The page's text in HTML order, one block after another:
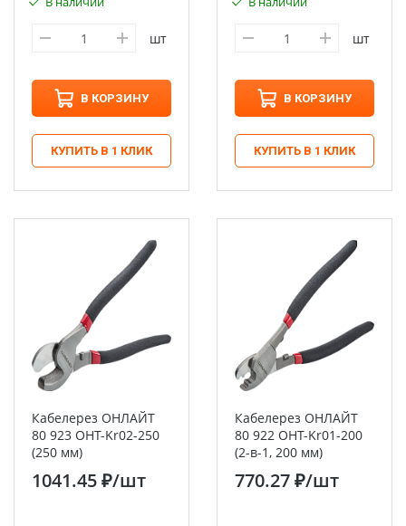
шт
В КОРЗИНУ
КУПИТЬ В 1 КЛИК
шт
В КОРЗИНУ
КУПИТЬ В 1 КЛИК
Кабелерез ОНЛАЙТ
80 923 OHT-Kr02-250
(250 мм)
1041.45 ₽/шт
Кабелерез ОНЛАЙТ
80 922 OHT-Kr01-200
(2-в-1, 200 мм)
770.27 ₽/шт